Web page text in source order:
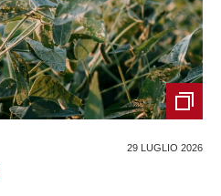
29 LUGLIO 2026